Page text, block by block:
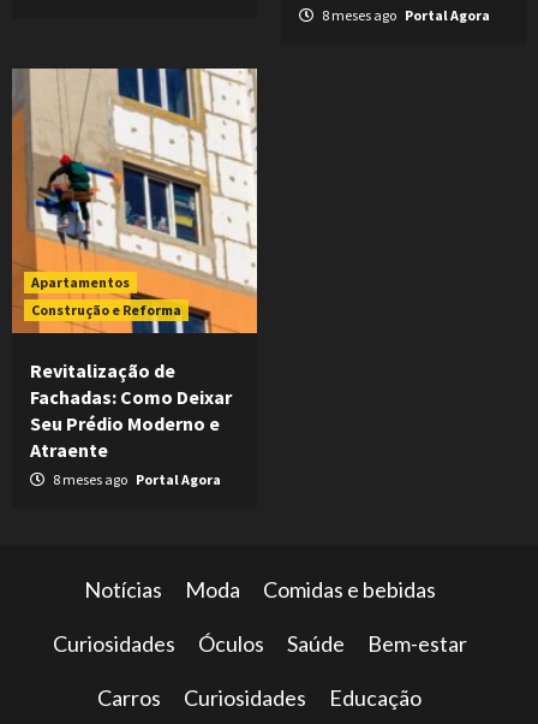
8 meses ago Portal Agora
Apartamentos
Construção e Reforma
Revitalização de
Fachadas: Como Deixar
Seu Prédio Moderno e
Atraente
8 meses ago Portal Agora
Notícias Moda Comidas e bebidas
Curiosidades Óculos Saúde Bem-estar
Carros Curiosidades Educação